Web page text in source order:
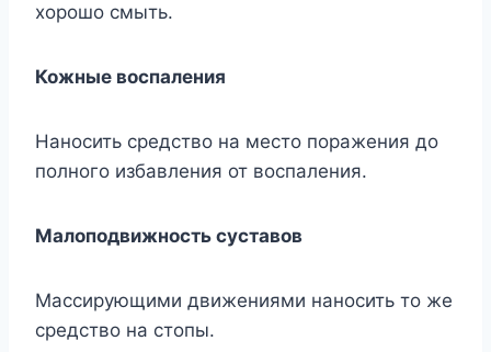
хорошо смыть.
Кожные воспаления
Наносить средство на место поражения до
полного избавления от воспаления.
Малоподвижность суставов
Массирующими движениями наносить то же
средство на стопы.